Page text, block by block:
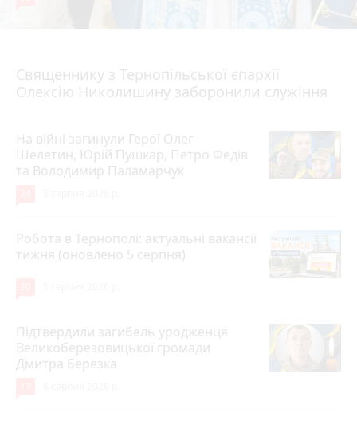
Священнику з Тернопільської єпархії
Олексію Николишину заборонили служіння
На війні загинули Герої Олег
Шелетин, Юрій Пушкар, Петро Федів
та Володимир Паламарчук
Робота в Тернополі: актуальні вакансії
тижня (оновлено 5 серпня)
Підтвердили загибель уродженця
Великоберезовицької громади
Дмитра Березка